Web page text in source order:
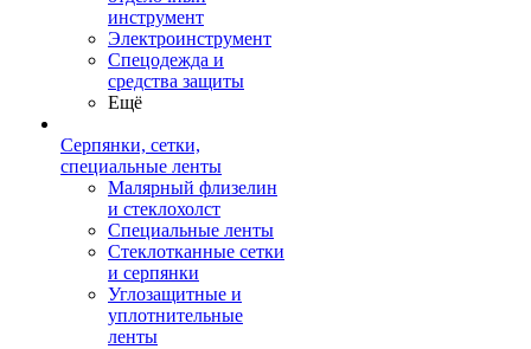
инструмент
Электроинструмент
Спецодежда и
средства защиты
Ещё
Серпянки, сетки,
специальные ленты
Малярный флизелин
и стеклохолст
Специальные ленты
Стеклотканные сетки
и серпянки
Углозащитные и
уплотнительные
ленты